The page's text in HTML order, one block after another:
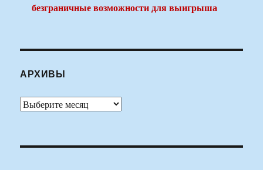
безграничные возможности для выигрыша
АРХИВЫ
Архивы